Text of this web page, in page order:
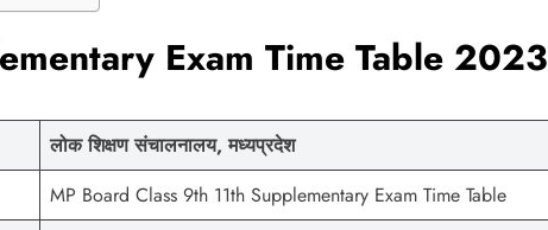
Exam Time Table 2023
लोक शिक्षण संचालनालय, मध्यप्रदेश
MP Board Class 9th 11th Supplementary Exam Time Table